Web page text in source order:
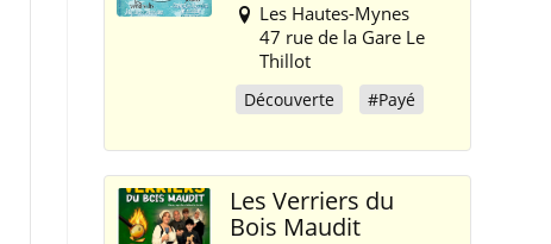
Les Hautes-Mynes
47 rue de la Gare Le
Thillot
Découverte #Payé
Les Verriers du
Bois Maudit